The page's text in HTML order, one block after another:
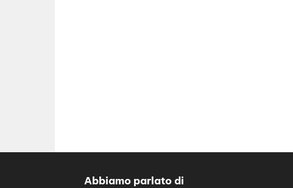
Abbiamo parlato di